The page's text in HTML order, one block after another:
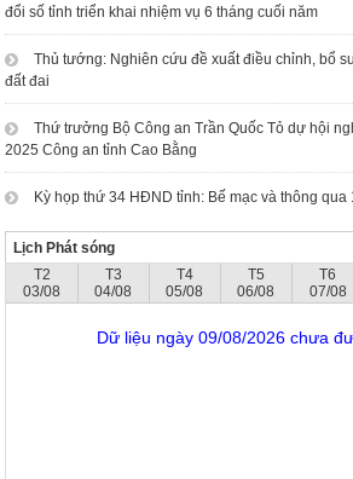
đổi số tỉnh triển khai nhiệm vụ 6 tháng cuối năm
Thủ tướng: Nghiên cứu đề xuất điều chỉnh, bổ
đất đai
Thứ trưởng Bộ Công an Trần Quốc Tỏ dự hội
2025 Công an tỉnh Cao Bằng
Kỳ họp thứ 34 HĐND tỉnh: Bế mạc và thông qua
Lịch Phát sóng
T2
03/08
T3
04/08
T4
05/08
T5
06/08
T6
07/08
Dữ liệu ngày 09/08/2026 chưa